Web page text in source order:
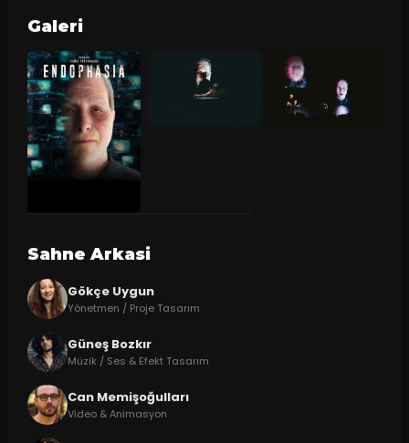
Galeri
Sahne Arkasi
Gökçe Uygun
Yönetmen / Proje Tasarım
Güneş Bozkır
Müzik / Ses & Efekt Tasarım
Can Memişoğulları
Video & Animasyon